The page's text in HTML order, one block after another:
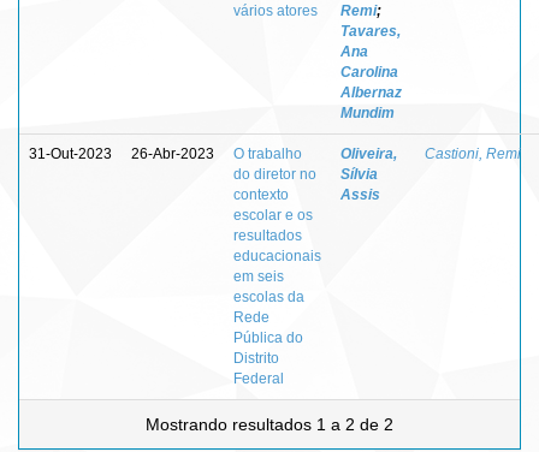
vários atores
Remi;
Tavares,
Ana
Carolina
Albernaz
Mundim
31-Out-2023 26-Abr-2023
O trabalho
do diretor no
contexto
escolar e os
resultados
educacionais
em seis
escolas da
Rede
Pública do
Distrito
Federal
Oliveira,
Sílvia
Assis
Castioni, Remi
Mostrando resultados 1 a 2 de 2